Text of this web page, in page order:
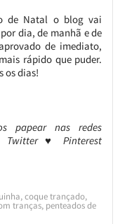
de Natal o blog vai
dia, de manhã e de
de imediato,
rápido que puder.
os dias!
papear nas redes
♥ Pinterest
,coque trançado,
tranças, penteados de